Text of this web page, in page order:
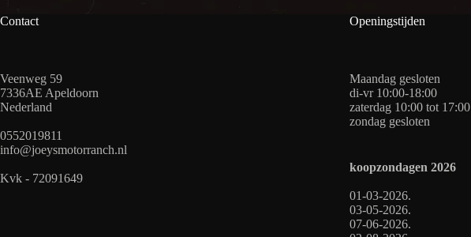
Contact
Veenweg 59
7336AE Apeldoorn
Nederland
0552019811
info@joeysmotorranch.nl
Kvk - 72091649
Openingstijden
Maandag gesloten
di-vr 10:00-18:00
zaterdag 10:00 tot 17:00
zondag gesloten
koopzondagen 2026
01-03-2026.
03-05-2026.
07-06-2026.